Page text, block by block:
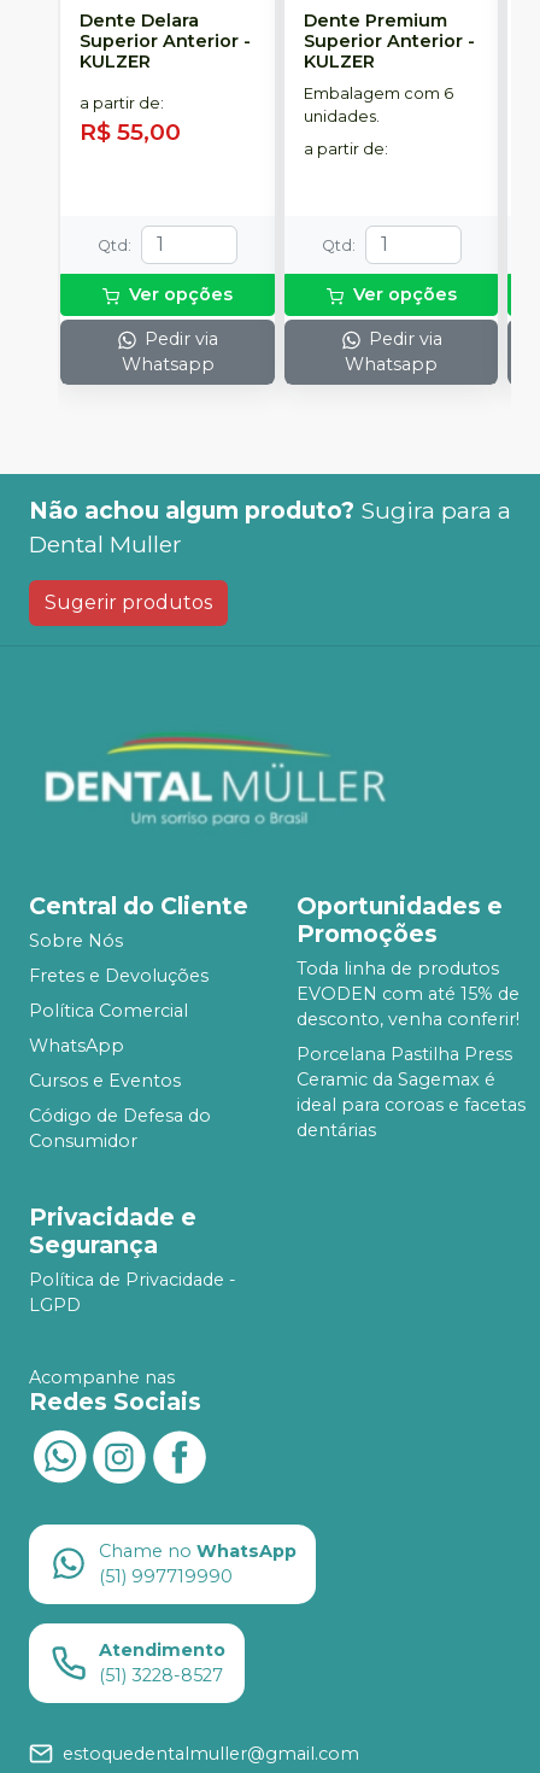
Dente Delara
Superior Anterior -
KULZER
a partir de:
R$ 55,00
Qtd :
Ver opções
Pedir via
Whatsapp
Dente Premium
Superior Anterior-
KULZER
Embalagem com 6
unidades.
a partir de:
Qtd :
Ver opções
Pedir via
Whatsapp
Não achou algum produto? Sugira para a
Dental Muller
Sugerir produtos
Central do Cliente
Sobre Nós
Fretes e Devoluções
Política Comercial
WhatsApp
Cursos e Eventos
Código de Defesa do
Consumidor
Oportunidades e
Promoções
Toda linha de produtos
EVODEN com até 15% de
desconto, venha conferir!
Porcelana Pastilha Press
Ceramic da Sagemax é
ideal para coroas e facetas
dentárias
Privacidade e
Segurança
Política de Privacidade -
LGPD
Acompanhe nas
Redes Sociais
Chame no WhatsApp
(51) 997719990
Atendimento
(51) 3228-8527
estoquedentalmuller@gmail.com